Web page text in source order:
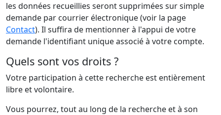
les données recueillies seront supprimées sur simple
demande par courrier électronique (voir la page
Contact). Il suffira de mentionner à l'appui de votre
demande l'identifiant unique associé à votre compte.
Quels sont vos droits ?
Votre participation à cette recherche est entièrement
libre et volontaire.
Vous pourrez, tout au long de la recherche et à son